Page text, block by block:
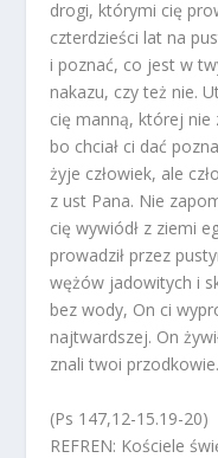
drogi, którymi cię
czterdzieści lat na
i poznać, co jest w
nakazu, czy też nie.
cię manną, której nie
bo chciał ci dać
żyje człowiek, ale
z ust Pana. Nie
cię wywiódł z ziemi
prowadził przez
wężów jadowitych i
bez wody, On ci
najtwardszej. On
znali twoi przodkowie.
(Ps 147,12-15.19-20)
REFREN: Kościele